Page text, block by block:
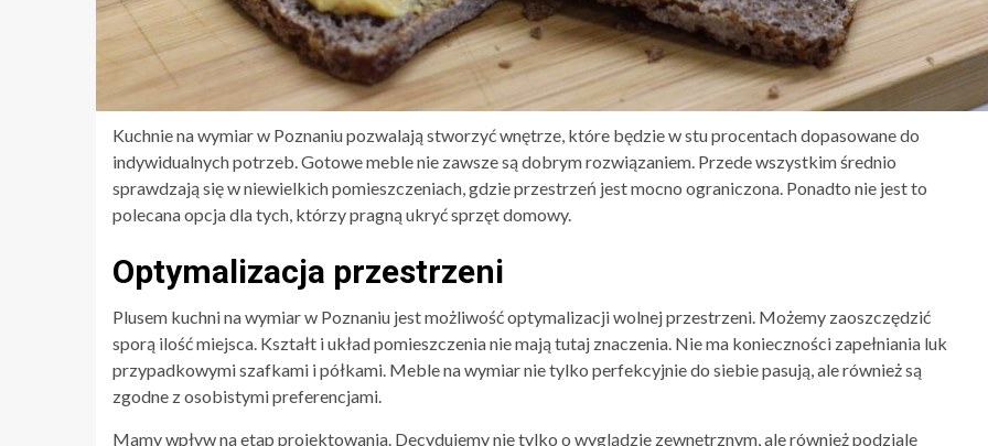
Kuchnie na wymiar w Poznaniu pozwalają stworzyć wnętrze, które będzie w stu procentach dopasowane do
indywidualnych potrzeb. Gotowe meble nie zawsze są dobrym rozwiązaniem. Przede wszystkim średnio
sprawdzają się w niewielkich pomieszczeniach, gdzie przestrzeń jest mocno ograniczona. Ponadto nie jest to
polecana opcja dla tych, którzy pragną ukryć sprzęt domowy.
Optymalizacja przestrzeni
Plusem kuchni na wymiar w Poznaniu jest możliwość optymalizacji wolnej przestrzeni. Możemy zaoszczędzić
sporą ilość miejsca. Kształt i układ pomieszczenia nie mają tutaj znaczenia. Nie ma konieczności zapełniania luk
przypadkowymi szafkami i półkami. Meble na wymiar nie tylko perfekcyjnie do siebie pasują, ale również są
zgodne z osobistymi preferencjami.
Mamy wpływ na etap projektowania. Decydujemy nie tylko o wyglądzie zewnętrznym, ale również podziale